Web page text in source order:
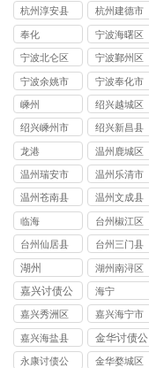
讨债公司
讨债公司
杭州淳安县
讨债公司
杭州建德市
讨债公司
奉化
宁波海曙区
讨债公司
宁波北仑区
讨债公司
宁波鄞州区
讨债公司
宁波余姚市
讨债公司
宁波奉化市
讨债公司
嵊州
绍兴越城区
讨债公司
绍兴嵊州市
讨债公司
绍兴新昌县
讨债公司
龙港
温州鹿城区
讨债公司
温州瑞安市
讨债公司
温州乐清市
讨债公司
温州苍南县
讨债公司
温州文成县
讨债公司
临海
台州‌椒江区
讨债公司
台州仙居县
讨债公司
台州三门县
讨债公司
湖州
湖州南浔区
讨债公司
嘉兴讨债公
司
海宁
嘉兴秀洲区
讨债公司
嘉兴海宁市
讨债公司
嘉兴海盐县
讨债公司
金华讨债公
司
永康讨债公
金华婺城区